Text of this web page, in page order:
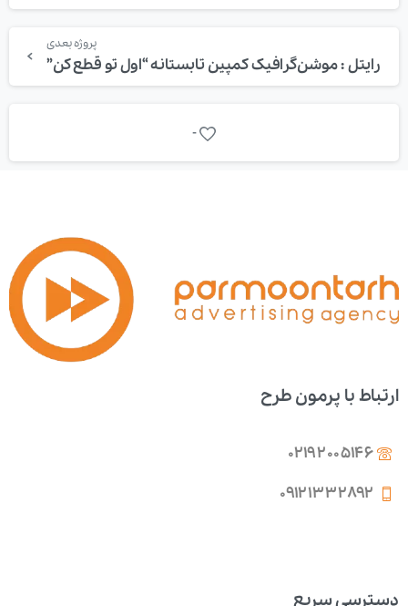
پروژه بعدی
رایتل : موشن‌گرافیک کمپین تابستانه “اول تو قطع کن”
-
ارتباط با پرمون طرح
02192005146
۰۹۱۲۱۳۳۲۸۹۲
دسترسی سریع